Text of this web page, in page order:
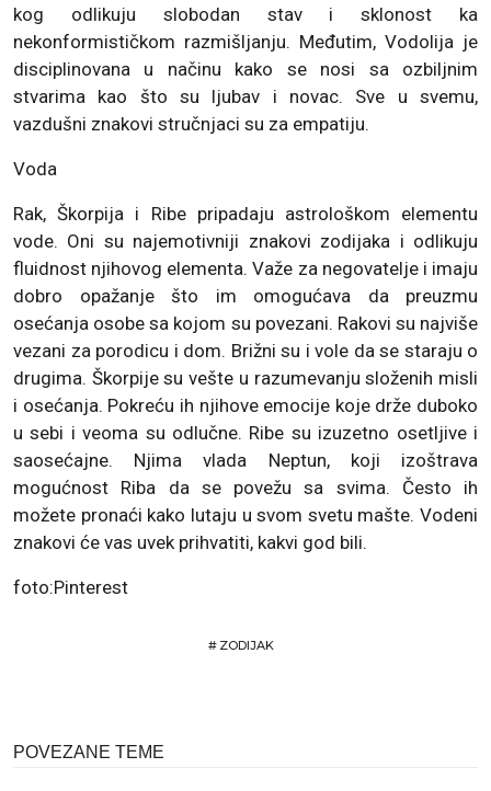
kog odlikuju slobodan stav i sklonost ka
nekonformističkom razmišljanju. Međutim, Vodolija je
disciplinovana u načinu kako se nosi sa ozbiljnim
stvarima kao što su ljubav i novac. Sve u svemu,
vazdušni znakovi stručnjaci su za empatiju.
Voda
Rak, Škorpija i Ribe pripadaju astrološkom elementu
vode. Oni su najemotivniji znakovi zodijaka i odlikuju
fluidnost njihovog elementa. Važe za negovatelje i imaju
dobro opažanje što im omogućava da preuzmu
osećanja osobe sa kojom su povezani. Rakovi su najviše
vezani za porodicu i dom. Brižni su i vole da se staraju o
drugima. Škorpije su vešte u razumevanju složenih misli
i osećanja. Pokreću ih njihove emocije koje drže duboko
u sebi i veoma su odlučne. Ribe su izuzetno osetljive i
saosećajne. Njima vlada Neptun, koji izoštrava
mogućnost Riba da se povežu sa svima. Često ih
možete pronaći kako lutaju u svom svetu mašte. Vodeni
znakovi će vas uvek prihvatiti, kakvi god bili.
foto:Pinterest
# ZODIJAK
POVEZANE TEME